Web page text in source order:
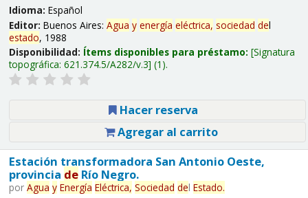
Idioma: Español
Editor: Buenos Aires: Agua y energía eléctrica, sociedad del
estado, 1988
Disponibilidad: Ítems disponibles para préstamo: Signatura
topográfica: 621.374.5/A282/v.3 (1).
Hacer reserva
Agregar al carrito
Estación transformadora San Antonio Oeste,
provincia deRío Negro.
por Agua y Energía Eléctrica, Sociedad del Estado.